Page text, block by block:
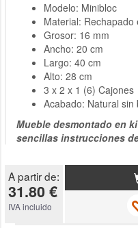
Modelo: Minibloc
Material:
Grosor: 16 mm
Ancho: 20 cm
Largo: 40 cm
Alto: 28 cm
3 x 2 x 1 (6) Cajones
Acabado: Natural sin
Mueble desmontado en
sencillas instrucciones
A partir de:
31.80 €
IVA incluido